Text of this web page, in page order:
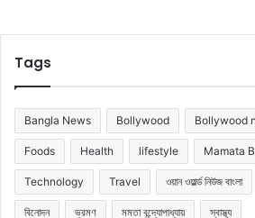
Tags
Bangla News Bollywood Bollywood
Foods Health lifestyle Mamata
Technology Travel ওয়ান ওয়ার্ল্ড নিউজ বাংলা
বিনোদন ভ্রমণ মমতা বন্দ্যোপাধ্যায় স্বাস্থ্য